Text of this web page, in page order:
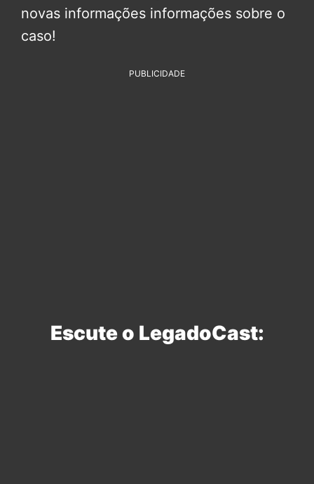
novas informações informações sobre o
caso!
PUBLICIDADE
Escute o LegadoCast: